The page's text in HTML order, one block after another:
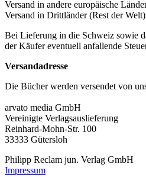
Versand in andere europäische
Versand in Drittländer (Rest der
Bei Lieferung in die Schweiz sowie
der Käufer eventuell anfallende
Versandadresse
Die Bücher werden versendet von
arvato media GmbH
Vereinigte Verlagsauslieferung
Reinhard-Mohn-Str. 100
33333 Gütersloh
Philipp Reclam jun. Verlag GmbH
Impressum